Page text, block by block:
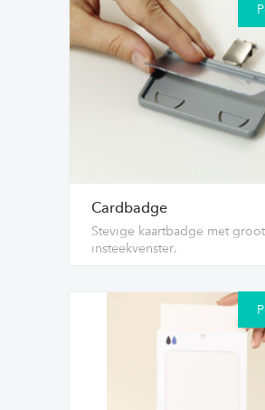
Cardbadge
Stevige kaartbadge met groot
insteekvenster.